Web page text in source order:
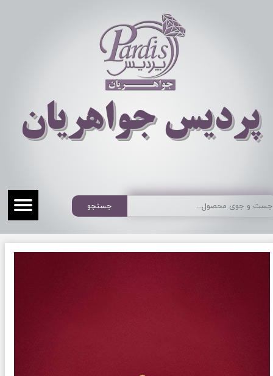
​​​​پردیس جواهریان
جستجو